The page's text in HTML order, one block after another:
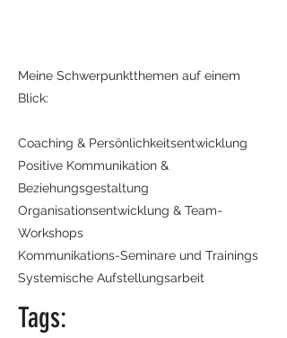
Meine Schwerpunktthemen auf einem
Blick:
Coaching & Persönlichkeitsentwicklung
Positive Kommunikation &
Beziehungsgestaltung
Organisationsentwicklung & Team-
Workshops
Kommunikations-Seminare und Trainings
Systemische Aufstellungsarbeit
Tags: